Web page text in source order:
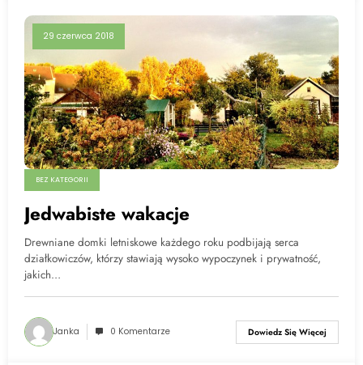
29 czerwca 2018
BEZ KATEGORII
Jedwabiste wakacje
Drewniane domki letniskowe każdego roku podbijają serca
działkowiczów, którzy stawiają wysoko wypoczynek i prywatność,
jakich…
Janka 0 Komentarze Dowiedz Się Więcej